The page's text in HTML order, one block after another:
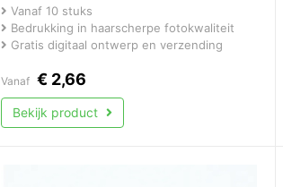
Vanaf 10 stuks
Bedrukking in haarscherpe fotokwaliteit
Gratis digitaal ontwerp en verzending
Vanaf € 2,66
Bekijk product